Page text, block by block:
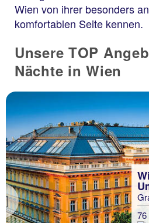
Wien von ihrer besonders
komfortablen Seite kennen.
Unsere TOP
Nächte in Wien
Previous
76